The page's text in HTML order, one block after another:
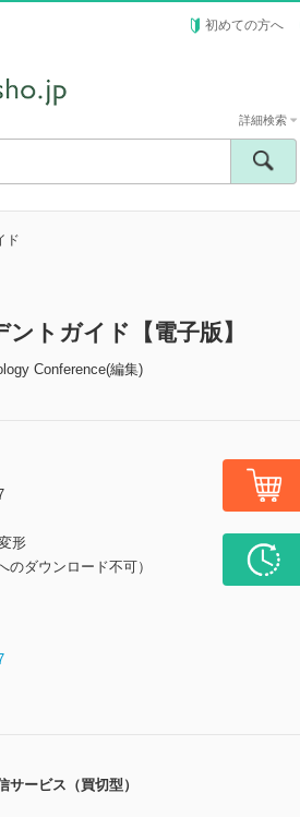
初めての方へ
詳細検索
ド
トガイド【電子版】
Conference(編集)
形
のダウンロード不可）
サービス（買切型）